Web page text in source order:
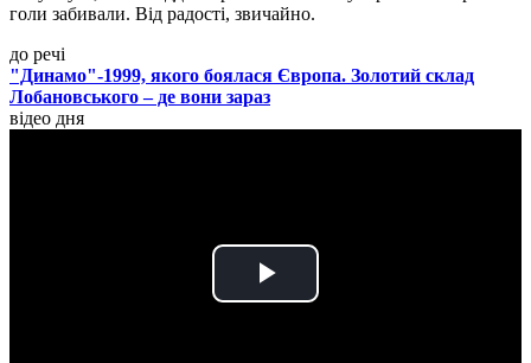
голи забивали. Від радості, звичайно.
до речі
"Динамо"-1999, якого боялася Європа. Золотий склад
Лобановського – де вони зараз
відео дня
Play